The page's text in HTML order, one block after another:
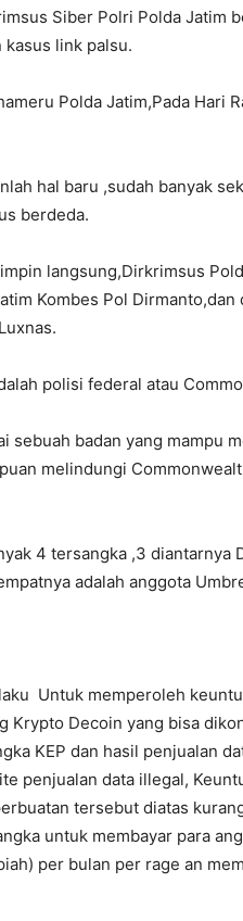
Siber Polri Polda Jatim
kasus link palsu.
Polda Jatim,Pada Hari
hal baru ,sudah banyak
berdeda.
langsung,Dirkrimsus
Kombes Pol
polisi federal atau
sebuah badan yang mampu
melindungi
4 tersangka ,3 diantarnya
adalah anggota
Untuk memperoleh
Krypto Decoin yang bisa
KEP dan hasil penjualan
penjualan data illegal,
tersebut diatas
untuk membayar para
per bulan per rage an